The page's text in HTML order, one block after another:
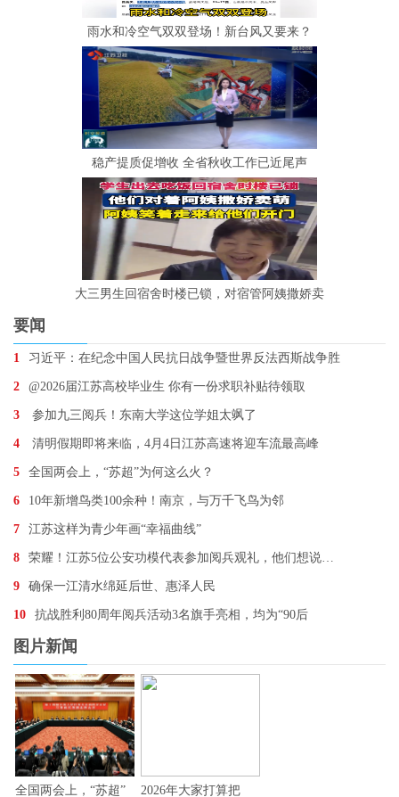
雨水和冷空气双双登场！新台风又要来？
稳产提质促增收 全省秋收工作已近尾声
大三男生回宿舍时楼已锁，对宿管阿姨撒娇卖
要闻
1 习近平：在纪念中国人民抗日战争暨世界反法西斯战争胜
2 @2026届江苏高校毕业生 你有一份求职补贴待领取
3 参加九三阅兵！东南大学这位学姐太飒了
4 清明假期即将来临，4月4日江苏高速将迎车流最高峰
5 全国两会上，“苏超”为何这么火？
6 10年新增鸟类100余种！南京，与万千飞鸟为邻
7 江苏这样为青少年画“幸福曲线”
8 荣耀！江苏5位公安功模代表参加阅兵观礼，他们想说…
9 确保一江清水绵延后世、惠泽人民
10 抗战胜利80周年阅兵活动3名旗手亮相，均为“90后
图片新闻
全国两会上，“苏超” 2026年大家打算把